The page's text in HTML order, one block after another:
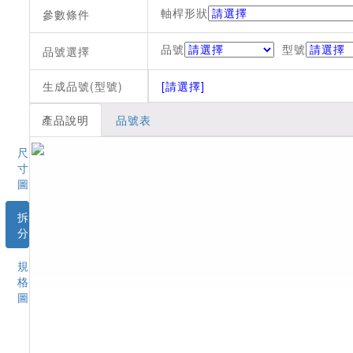
參數條件 軸桿形狀
品號選擇 品號 型號
生成品號(型號) [請選擇]
產品說明 品號表
尺
寸
圖
拆
分
規
格
圖